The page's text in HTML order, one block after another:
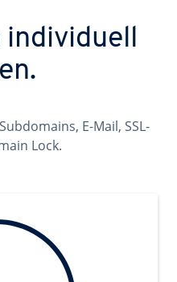
individuell
E-Mail, SSL-
Lock.